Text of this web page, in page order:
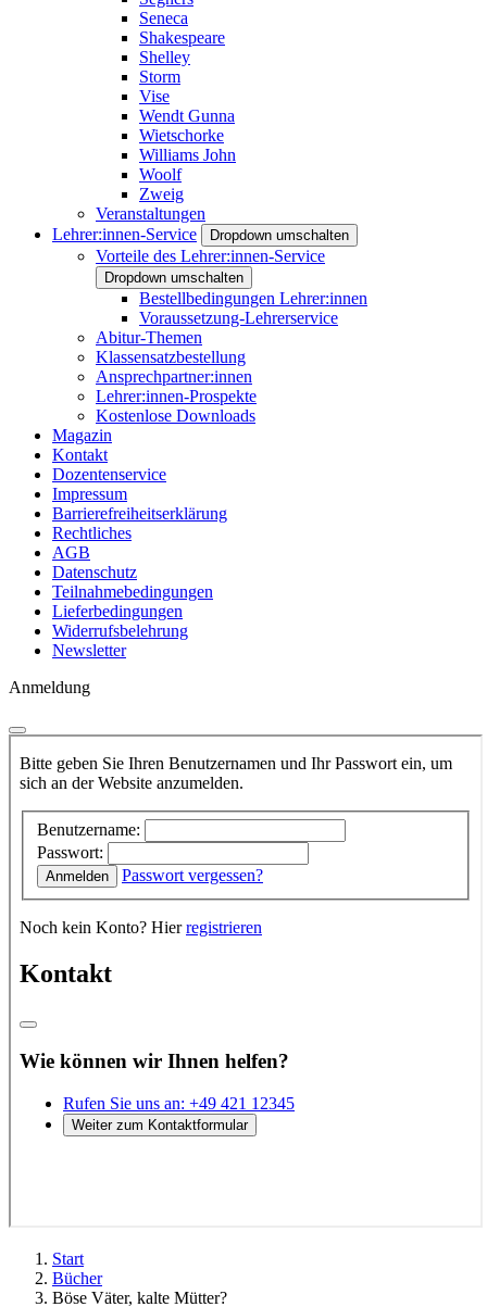
Seneca
Shakespeare
Shelley
Storm
Vise
Wendt Gunna
Wietschorke
Williams John
Woolf
Zweig
Veranstaltungen
Lehrer:innen-Service
Dropdown umschalten
Vorteile des Lehrer:innen-Service
Dropdown umschalten
Bestellbedingungen Lehrer:innen
Voraussetzung-Lehrerservice
Abitur-Themen
Klassensatzbestellung
Ansprechpartner:innen
Lehrer:innen-Prospekte
Kostenlose Downloads
Magazin
Kontakt
Dozentenservice
Impressum
Barrierefreiheitserklärung
Rechtliches
AGB
Datenschutz
Teilnahmebedingungen
Lieferbedingungen
Widerrufsbelehrung
Newsletter
Anmeldung
Start
Bücher
Böse Väter, kalte Mütter?